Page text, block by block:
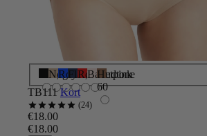
SortNøgen
Royal
Flådeblå
RødBalletpink
Hudtone
60
TB111 Kort
24
€18.00
€18.00